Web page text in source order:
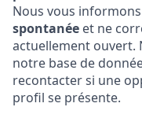
Nous vous
spontanée et ne
actuellement ouvert.
notre base de
recontacter si une
profil se présente.